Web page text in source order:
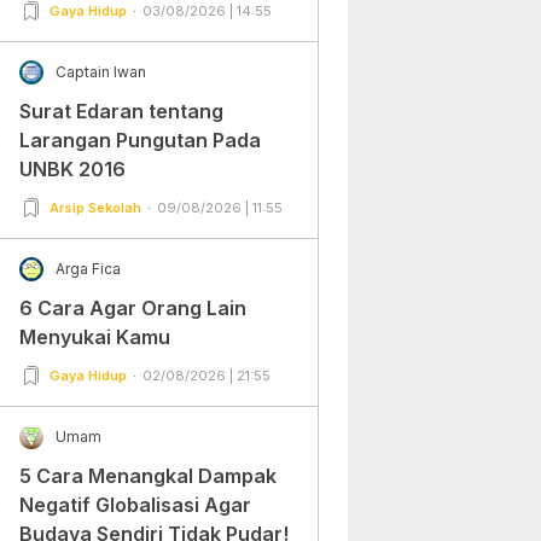
Gaya Hidup 03/08/2026 | 14:55
Captain Iwan
Surat Edaran tentang
Larangan Pungutan Pada
UNBK 2016
Arsip Sekolah 09/08/2026 | 11:55
Arga Fica
6 Cara Agar Orang Lain
Menyukai Kamu
Gaya Hidup 02/08/2026 | 21:55
Umam
5 Cara Menangkal Dampak
Negatif Globalisasi Agar
Budaya Sendiri Tidak Pudar!